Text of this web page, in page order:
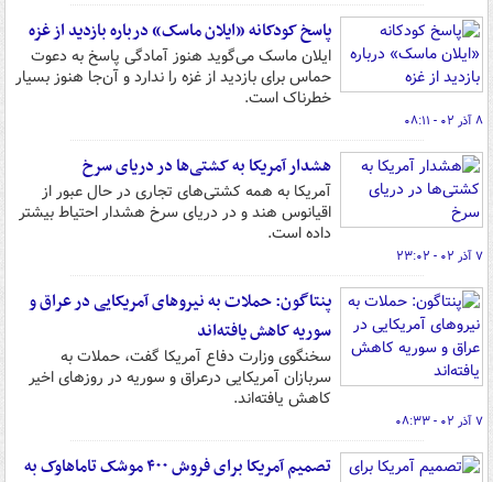
پاسخ کودکانه «ایلان ماسک» درباره بازدید از غزه
ایلان ماسک می‌گوید هنوز آمادگی پاسخ به دعوت
حماس برای بازدید از غزه را ندارد و آن‌جا هنوز بسیار
خطرناک است.
۸ آذر ۰۲ - ۰۸:۱۱
هشدار آمریکا به کشتی‌ها در دریای سرخ
آمریکا به همه کشتی‌های تجاری در حال عبور از
اقیانوس هند و در دریای سرخ هشدار احتیاط بیشتر
داده است.
۷ آذر ۰۲ - ۲۳:۰۲
پنتاگون: حملات به نیروهای آمریکایی در عراق و
سوریه کاهش یافته‌اند
سخنگوی وزارت دفاع آمریکا گفت، حملات به
سربازان آمریکایی درعراق و سوریه در روزهای اخیر
کاهش یافته‌اند.
۷ آذر ۰۲ - ۰۸:۳۳
تصمیم آمریکا برای فروش ۴۰۰ موشک تاماهاوک به